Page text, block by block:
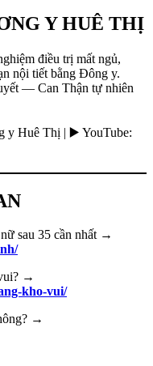
Y HUÊ THỊ
điều trị mất ngủ,
nội tiết bằng Đông y.
— Can Thận tự nhiên
y Huê Thị | ▶️ YouTube:
sau 35 cần nhất →
→
kho-vui/
→